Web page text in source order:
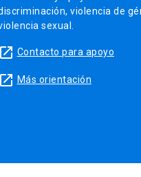
violencia de
sexual.
launch Contacto para apoyo
launch Más orientación